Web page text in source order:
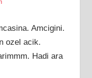
Amcigini.
ozel acik.
Hadi ara